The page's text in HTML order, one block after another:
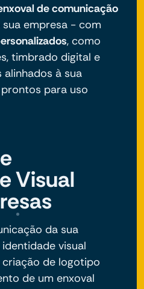
de comunicação
empresa - com
, como
timbrado digital e
à sua
para uso
Visual
da sua
visual
de logotipo
de um enxoval